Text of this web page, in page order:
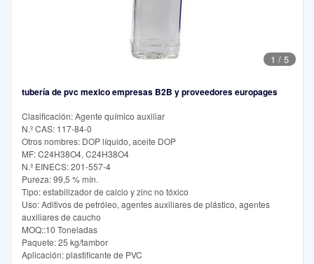
1 / 5
tubería de pvc mexico empresas B2B y proveedores europages
Clasificación: Agente químico auxiliar
N.º CAS: 117-84-0
Otros nombres: DOP líquido, aceite DOP
MF: C24H38O4, C24H38O4
N.º EINECS: 201-557-4
Pureza: 99,5 % mín.
Tipo: estabilizador de calcio y zinc no tóxico
Uso: Aditivos de petróleo, agentes auxiliares de plástico, agentes
auxiliares de caucho
MOQ::10 Toneladas
Paquete: 25 kg/tambor
Aplicación: plastificante de PVC